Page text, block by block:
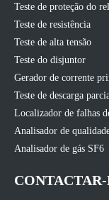
Teste de proteção do
Teste de resistência
Teste de alta tensão
Teste do disjuntor
Gerador de corrente
Teste de descarga
Localizador de falhas
Analisador de
Analisador de gás SF6
CONTACTAR-